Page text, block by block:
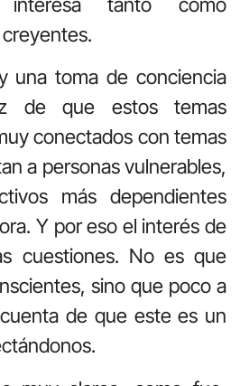
una toma de conciencia
de que estos temas
conectados con temas
a personas vulnerables,
más dependientes
Y por eso el interés de
cuestiones. No es que
sino que poco a
de que este es un